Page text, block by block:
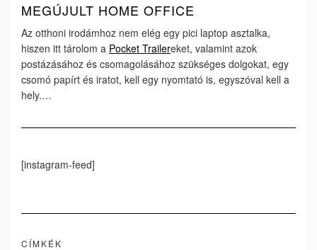
MEGÚJULT HOME OFFICE
Az otthoni irodámhoz nem elég egy pici laptop asztalka,
hiszen itt tárolom a Pocket Trailereket, valamint azok
postázásához és csomagolásához szükséges dolgokat, egy
csomó papírt és iratot, kell egy nyomtató is, egyszóval kell a
hely.…
[instagram-feed]
CÍMKÉK